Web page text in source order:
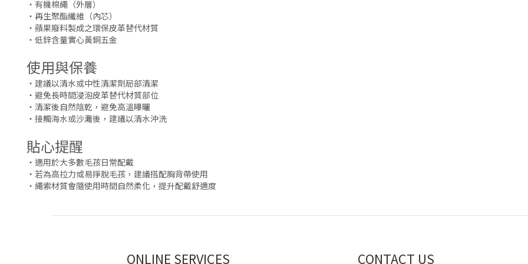
・有機棉繩（外層）
・再生聚酯纖維（內芯）
・蘋果廢料製成之環保皮革替代材質
・低鋅含量實心黃銅五金
使用與保養
・建議以清水或中性清潔劑局部清潔
・避免長時間浸泡皮革替代材質部位
・清潔後自然陰乾，避免高溫曝曬
・接觸海水或沙灘後，建議以清水沖洗
貼心提醒
・適用於大多數毛孩日常配戴
・若為高拉力或易掙脫毛孩，建議搭配胸背帶使用
・繩索材質會隨使用時間自然柔化，提升配戴舒適度
ONLINE SERVICES CONTACT US